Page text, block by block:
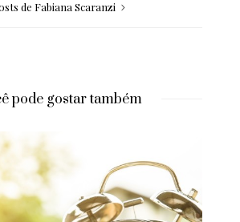
de Fabiana Scaranzi
pode gostar também